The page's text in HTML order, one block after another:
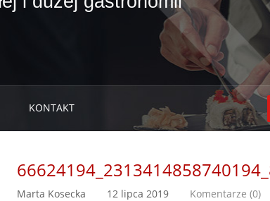
KONTAKT
Marta Kosecka 12 lipca 2019 Komentarze (0)